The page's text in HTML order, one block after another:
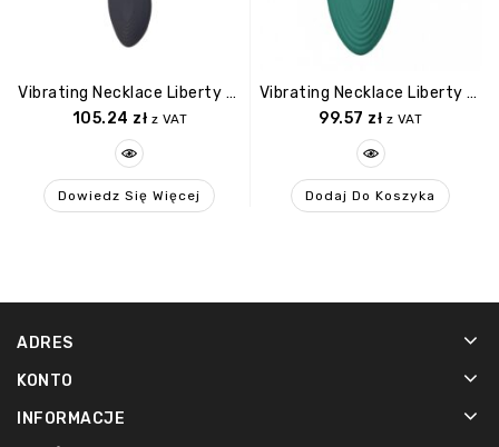
Vibrating Necklace Liberty Leaf Black
105.24 zł z VAT
Dowiedz Się Więcej
Vibrating Necklace Liberty Leaf
99.57 zł z VAT
Dodaj Do Koszyka
ADRES
KONTO
INFORMACJE